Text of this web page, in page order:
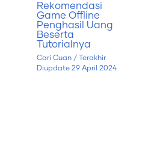
Rekomendasi
Game Offline
Penghasil Uang
Beserta
Tutorialnya
Cari Cuan / Terakhir
Diupdate 29 April 2024